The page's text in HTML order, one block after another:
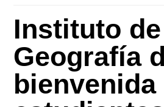
Instituto de
Geografía
bienvenida